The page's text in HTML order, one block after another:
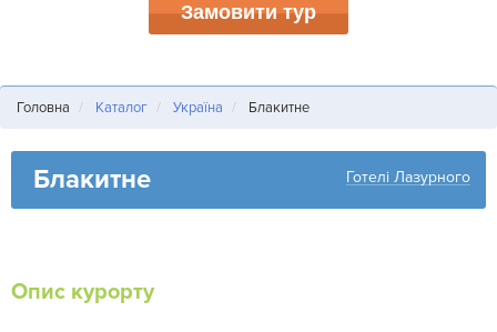
Замовити тур
Головна Каталог Україна Блакитне
Блакитне Готелі Лазурного
Опис курорту